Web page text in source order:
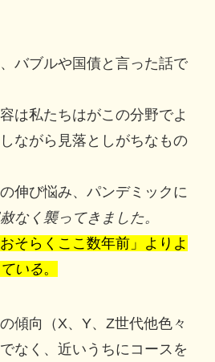
バブルや国債と言った話で
は私たちはがこの分野でよ
ながら見落としがちなもの
伸び悩み、パンデミックに
なく襲ってきました。
そらくここ数年前」よりよ
いる。
傾向（X、Y、Z世代他色々
なく、近いうちにコースを